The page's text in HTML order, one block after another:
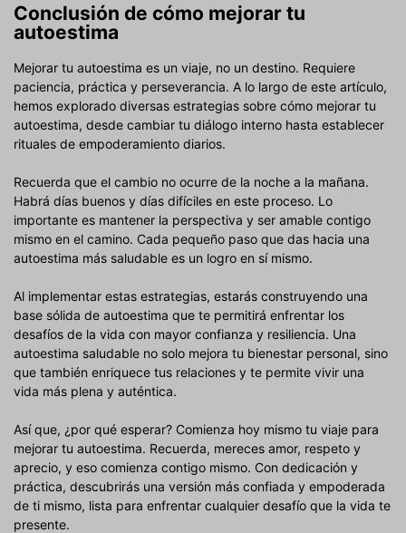
Conclusión de cómo mejorar tu
autoestima
Mejorar tu autoestima es un viaje, no un destino. Requiere
paciencia, práctica y perseverancia. A lo largo de este artículo,
hemos explorado diversas estrategias sobre cómo mejorar tu
autoestima, desde cambiar tu diálogo interno hasta establecer
rituales de empoderamiento diarios.
Recuerda que el cambio no ocurre de la noche a la mañana.
Habrá días buenos y días difíciles en este proceso. Lo
importante es mantener la perspectiva y ser amable contigo
mismo en el camino. Cada pequeño paso que das hacia una
autoestima más saludable es un logro en sí mismo.
Al implementar estas estrategias, estarás construyendo una
base sólida de autoestima que te permitirá enfrentar los
desafíos de la vida con mayor confianza y resiliencia. Una
autoestima saludable no solo mejora tu bienestar personal, sino
que también enriquece tus relaciones y te permite vivir una
vida más plena y auténtica.
Así que, ¿por qué esperar? Comienza hoy mismo tu viaje para
mejorar tu autoestima. Recuerda, mereces amor, respeto y
aprecio, y eso comienza contigo mismo. Con dedicación y
práctica, descubrirás una versión más confiada y empoderada
de ti mismo, lista para enfrentar cualquier desafío que la vida te
presente.